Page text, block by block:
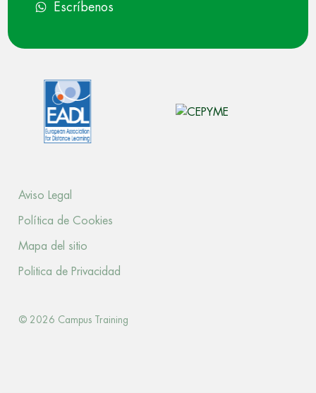
Escríbenos
Aviso Legal
Política de Cookies
Mapa del sitio
Politica de Privacidad
© 2026 Campus Training